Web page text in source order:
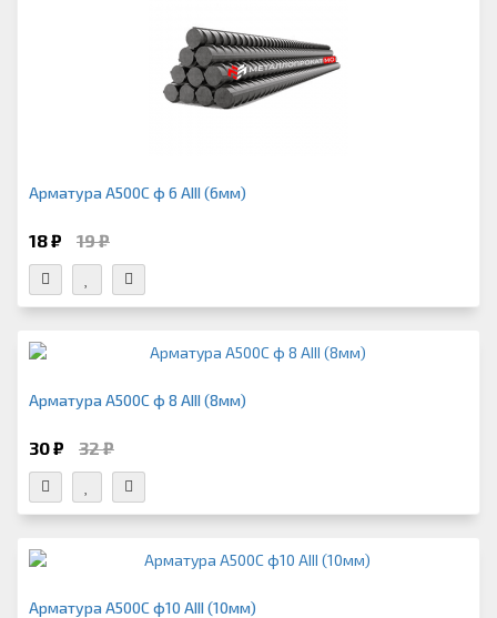
Арматура А500С ф 6 АIII (6мм)
18 ₽ 19 ₽
Арматура А500С ф 8 АIII (8мм)
30 ₽ 32 ₽
Арматура А500С ф10 АIII (10мм)